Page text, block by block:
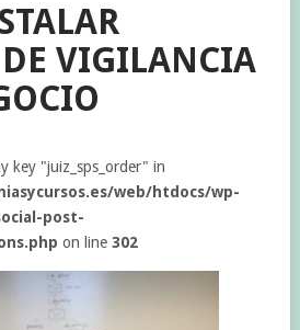
VIGILANCIA
key "juiz_sps_order" in
web/htdocs/wp-
post-
on line 302